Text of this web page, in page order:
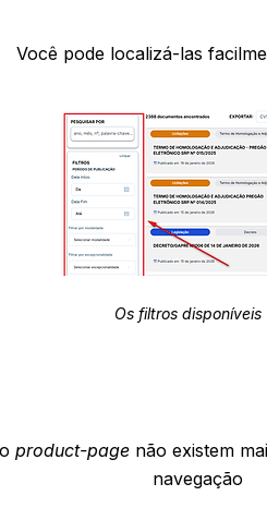
Você pode localizá-las
Os filtros disponíveis
product-page não existem
navegação